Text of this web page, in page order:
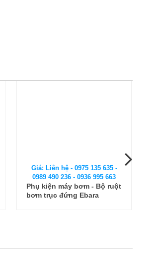
Giá: Liên hệ - 0975 135 635 -
0989 490 236 - 0936 995 663
Phụ kiện máy bơm - Bộ ruột
bơm trục đứng Ebara